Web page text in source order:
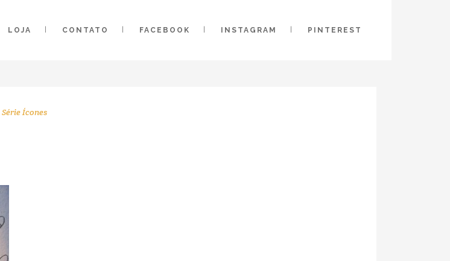
LOJA CONTATO FACEBOOK INSTAGRAM PINTEREST
Série Ícones